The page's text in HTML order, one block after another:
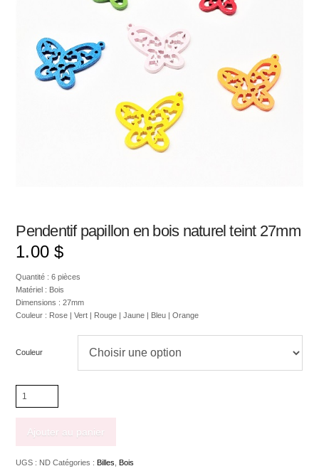
Pendentif papillon en bois naturel teint 27mm
1.00 $
Quantité : 6 pièces
Matériel : Bois
Dimensions : 27mm
Couleur : Rose | Vert | Rouge | Jaune | Bleu | Orange
Couleur
papillon
naturel
Ajouter au panier
UGS : ND Catégories :Billes ,Bois